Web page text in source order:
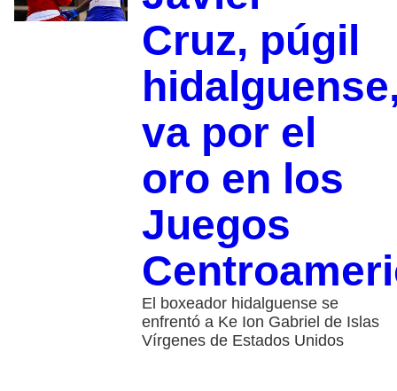
Cruz, púgil
va por el
oro en los
Juegos
El boxeador hidalguense se
enfrentó a Ke Ion Gabriel de Islas
Vírgenes de Estados Unidos